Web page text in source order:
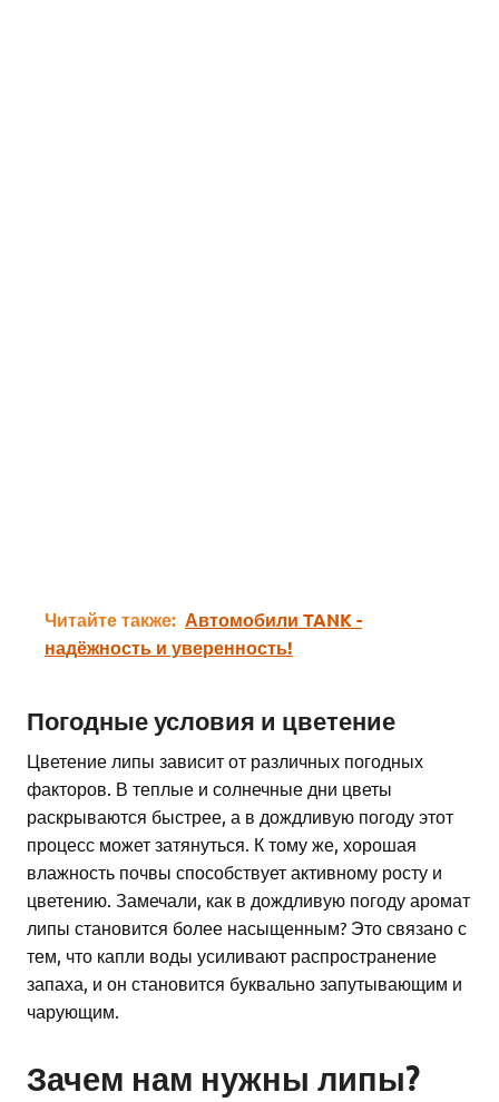
Читайте также: Автомобили TANK -
надёжность и уверенность!
Погодные условия и цветение
Цветение липы зависит от различных погодных
факторов. В теплые и солнечные дни цветы
раскрываются быстрее, а в дождливую погоду этот
процесс может затянуться. К тому же, хорошая
влажность почвы способствует активному росту и
цветению. Замечали, как в дождливую погоду аромат
липы становится более насыщенным? Это связано с
тем, что капли воды усиливают распространение
запаха, и он становится буквально запутывающим и
чарующим.
Зачем нам нужны липы?